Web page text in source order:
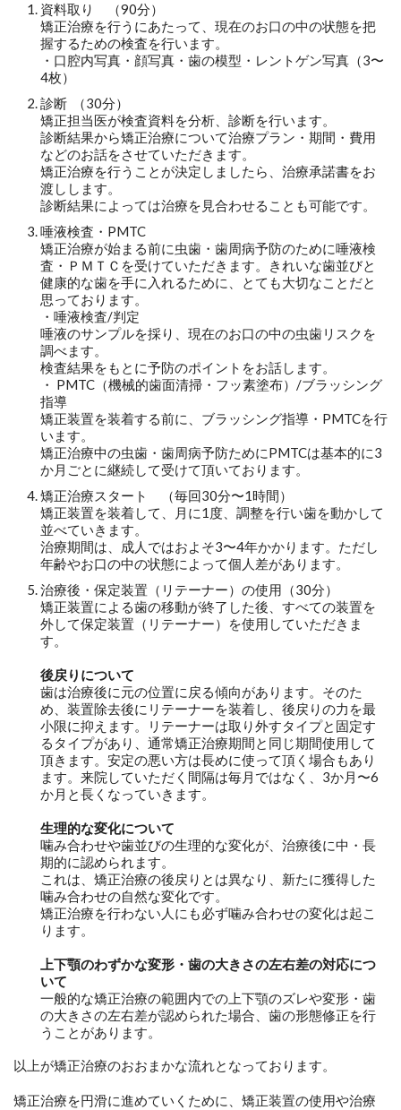
資料取り （90分）
矯正治療を行うにあたって、現在のお口の中の状態を把
握するための検査を行います。
・口腔内写真・顔写真・歯の模型・レントゲン写真（3〜
4枚）
診断 （30分）
矯正担当医が検査資料を分析、診断を行います。
診断結果から矯正治療について治療プラン・期間・費用
などのお話をさせていただきます。
矯正治療を行うことが決定しましたら、治療承諾書をお
渡しします。
診断結果によっては治療を見合わせることも可能です。
唾液検査・PMTC
矯正治療が始まる前に虫歯・歯周病予防のために唾液検
査・ＰＭＴＣを受けていただきます。きれいな歯並びと
健康的な歯を手に入れるために、とても大切なことだと
思っております。
・唾液検査/判定
唾液のサンプルを採り、現在のお口の中の虫歯リスクを
調べます。
検査結果をもとに予防のポイントをお話します。
・ PMTC（機械的歯面清掃・フッ素塗布）/ブラッシング
指導
矯正装置を装着する前に、ブラッシング指導・PMTCを行
います。
矯正治療中の虫歯・歯周病予防ためにPMTCは基本的に3
か月ごとに継続して受けて頂いております。
矯正治療スタート （毎回30分〜1時間）
矯正装置を装着して、月に1度、調整を行い歯を動かして
並べていきます。
治療期間は、成人ではおよそ3〜4年かかります。ただし
年齢やお口の中の状態によって個人差があります。
治療後・保定装置（リテーナー）の使用（30分）
矯正装置による歯の移動が終了した後、すべての装置を
外して保定装置（リテーナー）を使用していただきま
す。
後戻りについて
歯は治療後に元の位置に戻る傾向があります。そのた
め、装置除去後にリテーナーを装着し、後戻りの力を最
小限に抑えます。リテーナーは取り外すタイプと固定す
るタイプがあり、通常矯正治療期間と同じ期間使用して
頂きます。安定の悪い方は長めに使って頂く場合もあり
ます。来院していただく間隔は毎月ではなく、3か月〜6
か月と長くなっていきます。
生理的な変化について
噛み合わせや歯並びの生理的な変化が、治療後に中・長
期的に認められます。
これは、矯正治療の後戻りとは異なり、新たに獲得した
噛み合わせの自然な変化です。
矯正治療を行わない人にも必ず噛み合わせの変化は起こ
ります。
上下顎のわずかな変形・歯の大きさの左右差の対応につ
いて
一般的な矯正治療の範囲内での上下顎のズレや変形・歯
の大きさの左右差が認められた場合、歯の形態修正を行
うことがあります。
以上が矯正治療のおおまかな流れとなっております。
矯正治療を円滑に進めていくために、矯正装置の使用や治療